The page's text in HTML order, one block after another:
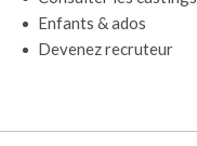
Enfants & ados
Devenez recruteur